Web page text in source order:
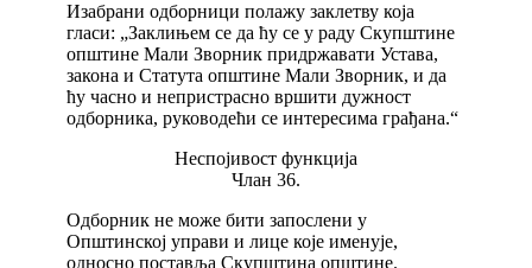
Изабрани одборници полажу заклетву која
гласи: „Заклињем се да ћу се у раду Скупштине
општине Мали Зворник придржавати Устава,
закона и Статута општине Мали Зворник, и да
ћу часно и непристрасно вршити дужност
одборника, руководећи се интересима грађана.“
Неспојивост функција
Члан 36.
Одборник не може бити запослени у
Општинској управи и лице које именује,
односно поставља Скупштина општине.